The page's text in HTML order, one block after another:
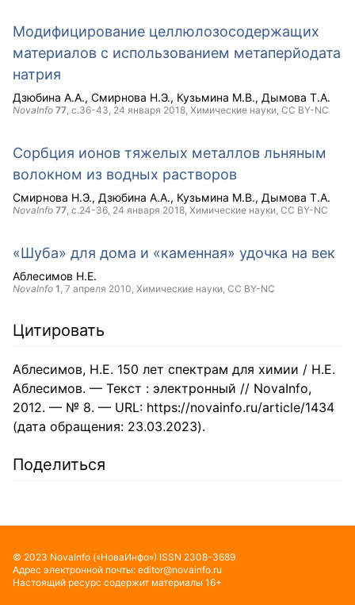
Модифицирование целлюлозосодержащих
материалов с использованием метаперйодата
натрия
Дзюбина А.А. Смирнова Н.Э. Кузьмина М.В. Дымова Т.А.
NovaInfo 77 , с.36-43, 24 января 2018 , Химические науки, CC BY-NC
Сорбция ионов тяжелых металлов льняным
волокном из водных растворов
Смирнова Н.Э. Дзюбина А.А. Кузьмина М.В. Дымова Т.А.
NovaInfo 77 , с.24-36, 24 января 2018 , Химические науки, CC BY-NC
«Шуба» для дома и «каменная» удочка на век
Аблесимов Н.Е.
NovaInfo 1 7 апреля 2010 , Химические науки, CC BY-NC
Цитировать
Аблесимов, Н.Е. 150 лет спектрам для химии / Н.Е.
Аблесимов. — Текст : электронный // NovaInfo,
2012. — № 8. — URL: https://novainfo.ru/article/1434
(дата обращения: 23.03.2023).
Поделиться
© 2023 NovaInfo («НоваИнфо») ISSN 2308-3689
Адрес электронной почты: editor@novainfo.ru
Настоящий ресурс содержит материалы 16+